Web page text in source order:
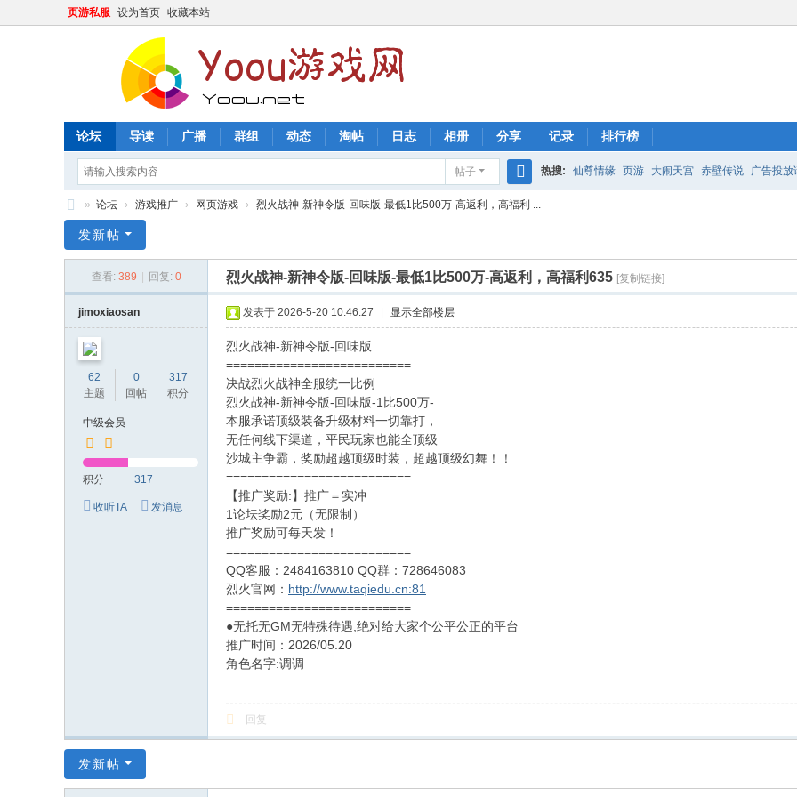
页游私服 设为首页 收藏本站
论坛 导读 广播 群组 动态 淘帖 日志 相册 分享 记录 排行榜
帖子
搜
热搜: 仙尊情缘 页游 大闹天宫 赤壁传说 广告投放
oo
» 论坛 › 游戏推广 › 网页游戏 › 烈火战神-新神令版-回味版-最低1比500万-高返利，高福利 ...
发新帖
查看: 389 回复: 0 烈火战神-新神令版-回味版-最低1比500万-高返利，高福利635 [复制链接]
jimoxiaosan
62
主题
0
回帖
317
积分
中级会员
积分 317
收听TA 发消息
发表于 2026-5-20 10:46:27 显示全部楼层
烈火战神-新神令版-回味版
==========================
决战烈火战神全服统一比例
烈火战神-新神令版-回味版-1比500万-
本服承诺顶级装备升级材料一切靠打，
无任何线下渠道，平民玩家也能全顶级
沙城主争霸，奖励超越顶级时装，超越顶级幻舞！！
==========================
【推广奖励:】推广＝实冲
1论坛奖励2元（无限制）
推广奖励可每天发！
==========================
QQ客服：2484163810 QQ群：728646083
烈火官网： http://www.taqiedu.cn:81
==========================
●无托无GM无特殊待遇,绝对给大家个公平公正的平台
推广时间：2026/05.20
角色名字:调调
回复
发新帖